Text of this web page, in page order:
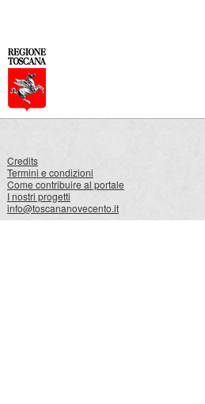
Credits
Termini e condizioni
Come contribuire al portale
I nostri progetti
info@toscananovecento.it